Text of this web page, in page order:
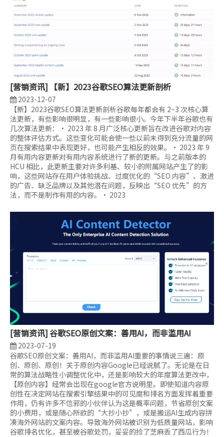
[营销资讯] 【新】2023谷歌SEO算法更新剖析
2023-12-07
【新】2023谷歌SEO算法更新剖析谷歌每年都会有 2~3 次核心算
法更新，有些影响很明显，有一些影响很小。今年下半年谷歌也有
几次算法更新：• 2023 年 8 月广泛核心更新旨在改进谷歌对内容
的整体评估方式。这些变化可能会使一些以前未得到充分流量的网
页在搜索结果中表现更好，也可能产生相反的效果。• 2023 年 9
月有用内容更新对有用内容系统进行了新的更新。与之前版本的
HCU 相比，此更新主要对许多利基、较小的附属网站产生了的影
响，这些网站存在用户体验挑战、过度优化的“SEO 内容”、激进
的广告、缺乏品牌以及其他潜在问题，反映出“SEO 优先”的方
法，而不是制作有用的内容。• 2023
[营销资讯]谷歌SEO原创文案：善用AI，而非滥用AI
2023-07-19
谷歌SEO原创文案：善用AI，而非滥用AI重要的事情说三遍：原
创、原创、原创！关于原创内容Google已经说腻了。无论是在日
常的算法战略性小调整优化中，还是影响较大的年度算法更改中，
【原创内容】经常会出现在google官方说明里。即使知道内容原
创性在决定网站在搜索引擎结果中的可见度和排名方面发挥着重要
作用，仍有许多不信邪的小伙伴认为这是概率问题，节省原创文案
的小费用，或是随心所欲的“大抄小抄”，或是搬运AI生成内容拼
凑海外网站的文案内容。导致海外网站被识别为低质量网站，影响
谷歌排名优化，甚至被谷歌处罚，妥妥的捡了芝麻丢了西瓜行为！